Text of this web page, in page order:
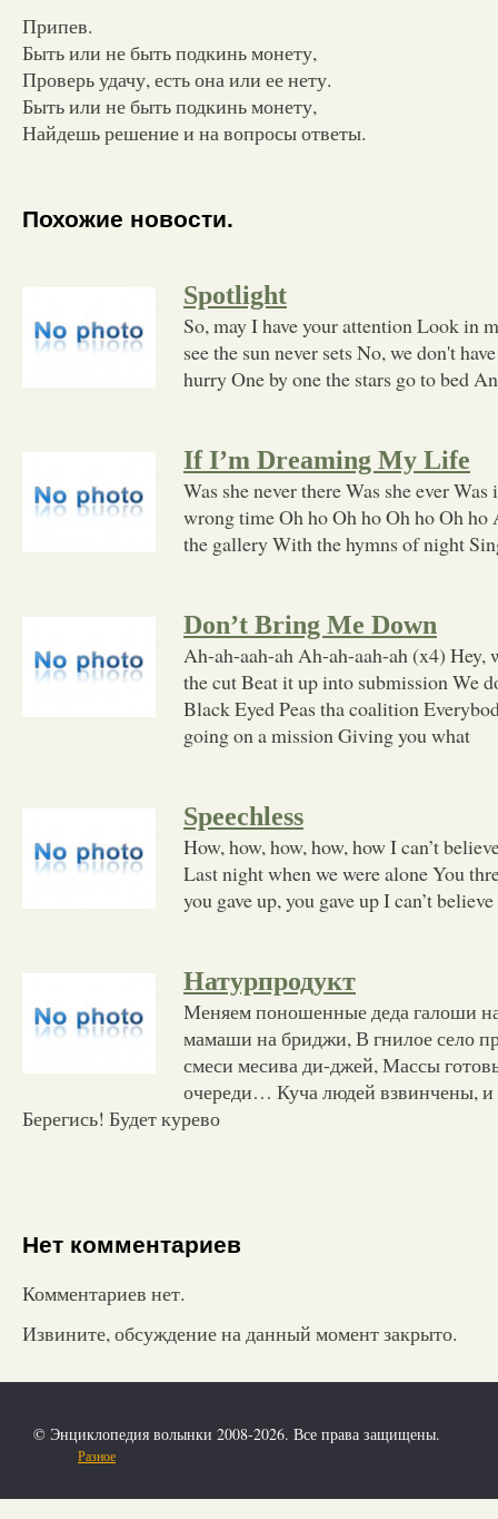
Припев.
Быть или не быть подкинь монету,
Проверь удачу, есть она или ее нету.
Быть или не быть подкинь монету,
Найдешь решение и на вопросы ответы.
Похожие новости.
Spotlight
So, may I have your attention Look in
see the sun never sets No, we don't
hurry One by one the stars go to bed
If I’m Dreaming My Life
Was she never there Was she ever
wrong time Oh ho Oh ho Oh ho Oh
the gallery With the hymns of night
Don’t Bring Me Down
Ah-ah-aah-ah Ah-ah-aah-ah (x4) Hey,
the cut Beat it up into submission We
Black Eyed Peas tha coalition
going on a mission Giving you what
Speechless
How, how, how, how, how I can’t
Last night when we were alone You
you gave up, you gave up I can’t
Натурпродукт
Меняем поношенные деда галоши
мамаши на бриджи, В гнилое село
смеси месива ди-джей, Массы
очереди… Куча людей взвинчены, и
Берегись! Будет курево
Нет комментариев
Комментариев нет.
Извините, обсуждение на данный момент закрыто.
© Энциклопедия волынки 2008-2026. Все права защищены.
Разное